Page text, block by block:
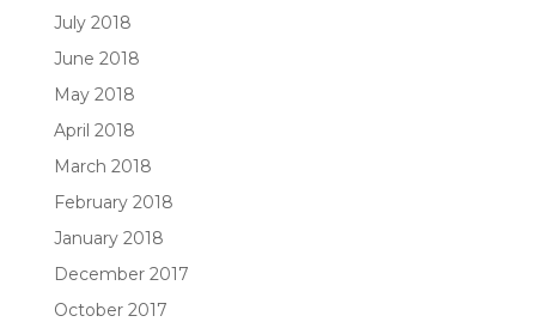
July 2018
June 2018
May 2018
April 2018
March 2018
February 2018
January 2018
December 2017
October 2017